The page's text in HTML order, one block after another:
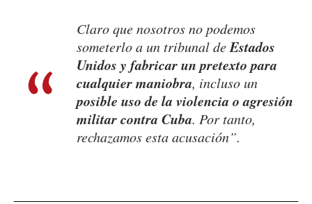
Claro que nosotros no podemos
someterlo a un tribunal deEstados
Unidos y fabricar un pretexto para
cualquier maniobra, incluso un
posible uso de la violencia o agresión
militarcontra Cuba. Por tanto,
rechazamos esta acusación”.